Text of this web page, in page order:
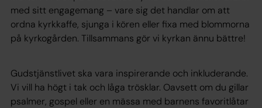
med sitt engagemang – vare sig det handlar om att
ordna kyrkkaffe, sjunga i kören eller fixa med blommorna
på kyrkogården. Tillsammans gör vi kyrkan ännu bättre!
Gudstjänstlivet ska vara inspirerande och inkluderande.
Vi vill ha högt i tak och låga trösklar. Oavsett om du gillar
psalmer, gospel eller en mässa med barnens favoritlåtar